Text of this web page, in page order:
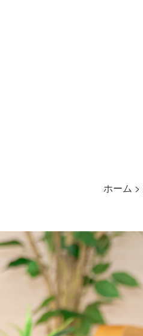
ホーム >